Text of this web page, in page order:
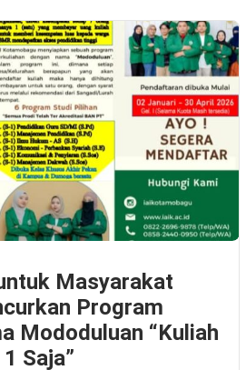
Masyarakat
Program
Mododuluan “Kuliah
Saja”